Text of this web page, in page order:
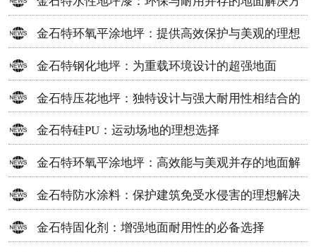
案
金石特环氧平涂地坪：提供高效保护与美观的理想
选择
金石特钢化地坪：为重载环境设计的超强地面
金石特压花地坪：独特设计与强大耐用性相结合的
地面材料
金石特硅PU：运动场地的理想选择
金石特环氧平涂地坪：高效能与美观并存的地面解
决方案
金石特防水涂料：保护建筑免受水侵害的理想解决
方案
金石特固化剂：增强地面耐用性的必备选择